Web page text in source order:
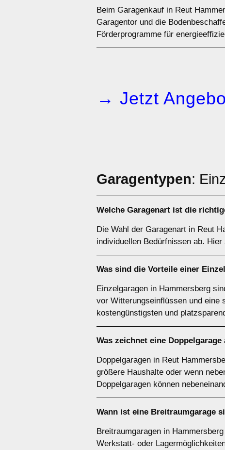
Beim Garagenkauf in Reut
Garagentor und die
Förderprogramme für
→ Jetzt
Garagentypen:
Welche Garagenart ist die
Die Wahl der Garagenart in Reut
individuellen Bedürfnissen ab.
Was sind die Vorteile einer
Einzelgaragen in Hammersberg
vor Witterungseinflüssen und eine
kostengünstigsten und
Was zeichnet eine Doppelgarage
Doppelgaragen in Reut
größere Haushalte oder wenn
Doppelgaragen können
Wann ist eine Breitraumgarage
Breitraumgaragen in
Werkstatt- oder